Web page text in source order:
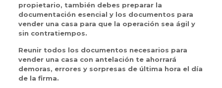
propietario, también debes preparar la
documentación esencial y los documentos para
vender una casa para que la operación sea ágil y
sin contratiempos.
Reunir todos los documentos necesarios para
vender una casa con antelación te ahorrará
demoras, errores y sorpresas de última hora el día
de la firma.